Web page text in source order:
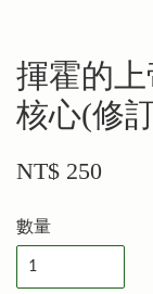
揮霍的
核心(修
NT$ 250
數量